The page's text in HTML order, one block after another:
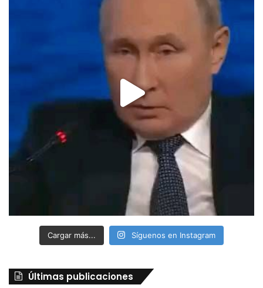
Cargar más... Síguenos en Instagram
Últimas publicaciones